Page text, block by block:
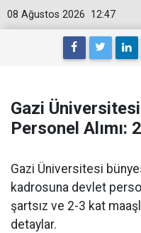
12:47
08 Ağustos 2026
Gazi
Personel Alımı:
Gazi Üniversitesi
kadrosuna devlet
şartsız ve 2-3 kat
detaylar.